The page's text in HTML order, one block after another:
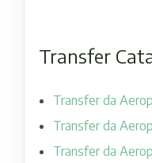
Transfer
Transfer da
Transfer da
Transfer da